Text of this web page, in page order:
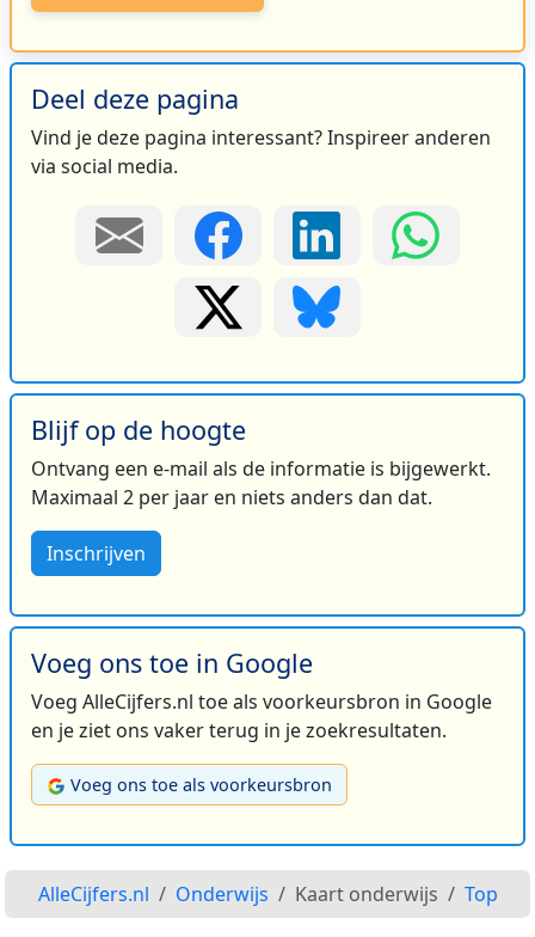
Deel deze pagina
Vind je deze pagina interessant? Inspireer anderen
via social media.
Blijf op de hoogte
Ontvang een e-mail als de informatie is bijgewerkt.
Maximaal 2 per jaar en niets anders dan dat.
Inschrijven
Voeg ons toe in Google
Voeg AlleCijfers.nl toe als voorkeursbron in Google
en je ziet ons vaker terug in je zoekresultaten.
Voeg ons toe als voorkeursbron
AlleCijfers.nl Onderwijs Kaart onderwijs Top